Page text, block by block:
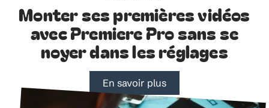
Monter ses premières vidéos
avec Premiere Pro sans se
noyer dans les réglages
En savoir plus